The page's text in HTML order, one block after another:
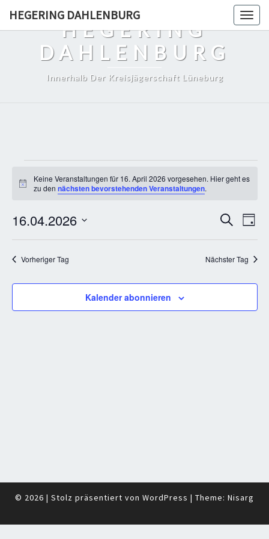
HEGERING DAHLENBURG
HEGERING
DAHLENBURG
Innerhalb Der Kreisjägerschaft Lüneburg
für
April
2026
Hinweis
Keine Veranstaltungen für 16. April 2026 vorgesehen. Hier geht es
zu den nächsten bevorstehenden Veranstaltungen.
SucheTag
16.04.2026
Datum
wählen.
Vorheriger Tag Nächster Tag
Kalender abonnieren
© 2026 | Stolz präsentiert von WordPress | Theme: Nisarg